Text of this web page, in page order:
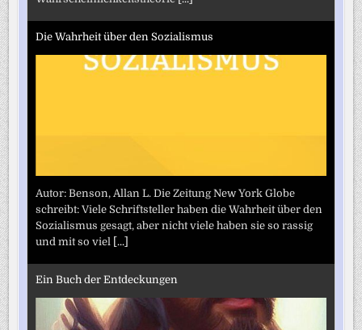
Die Wahrheit über den Sozialismus
Autor: Benson, Allan L. Die Zeitung New York Globe
schreibt: Viele Schriftsteller haben die Wahrheit über den
Sozialismus gesagt, aber nicht viele haben sie so rassig
und mit so viel [...]
Ein Buch der Entdeckungen